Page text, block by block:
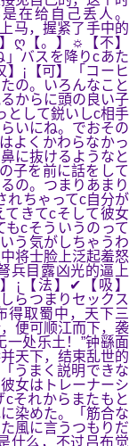
在给自己丢人。
马，握紧了手中的
ღ【。】☼【不】
」バスを降りcあた
¡【可】「コーヒ
の。いろんなこと
からに頭の良い子
として鋭いしc相手
いにね。でおその
よくかわらなかっ
に抜けるようなと
子を前に話をして
の。つまりあまり
れちゃってc自分が
てきてcそして彼女
もcそういうのって
う気がしちゃうわ
将士脸上泛起羞怒
兵目露凶光的逼上
¡【法】✔【吸】
らつまりセックス
取蜀中，天下三
便可顺江而下，袭
处乐土！”钟繇面
天下，结束乱世的
うまく説明できな
女はトレーナーシ
それからまたもと
染めた。「筋合な
風に言うつもりだ
么，不过吕布觉